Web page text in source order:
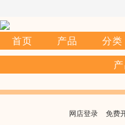
首页 产品 分类
网店登录 免费